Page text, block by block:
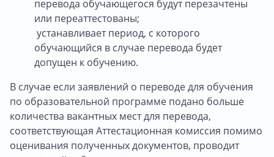
перевода обучающегося будут перезачтены
или переаттестованы;
устанавливает период, с которого
обучающийся в случае перевода будет
допущен к обучению.
В случае если заявлений о переводе для обучения
по образовательной программе подано больше
количества вакантных мест для перевода,
соответствующая Аттестационная комиссия помимо
оценивания полученных документов, проводит